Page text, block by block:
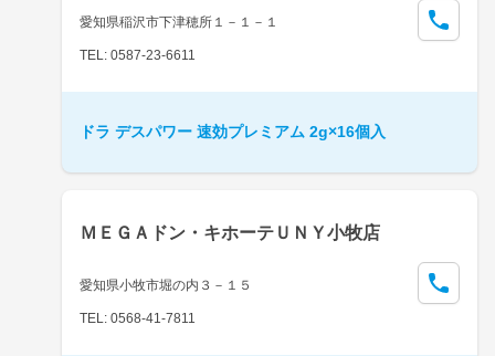
愛知県稲沢市下津穂所１－１－１
TEL: 0587-23-6611
ドラ デスパワー 速効プレミアム 2g×16個入
ＭＥＧＡドン・キホーテＵＮＹ小牧店
愛知県小牧市堀の内３－１５
TEL: 0568-41-7811